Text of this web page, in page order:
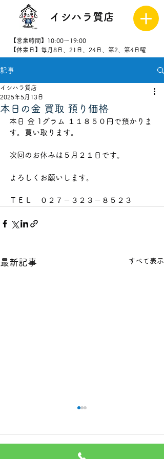
イシハラ質店
【営業時間】10:00～19:00
【休業日】毎月8日、21日、24日、第2、第4日曜
8523
記事
本日の金 買取 預り価格
イシハラ質店
2025年5月13日
本日 金 1グラム １１８５０円で預かりま
す。買い取ります。
次回のお休みは５月２１日です。
よろしくお願いします。
ＴＥＬ　０２７－３２３－８５２３
最新記事 すべて表示
格